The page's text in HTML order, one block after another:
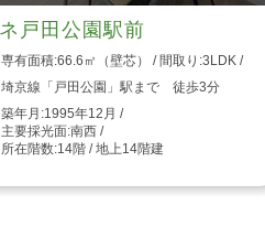
戸田公園駅前
66.6㎡（壁芯）
3LDK
埼京線「戸田公園」駅まで 徒歩3分
1995年12月
南西
14階 / 地上14階建